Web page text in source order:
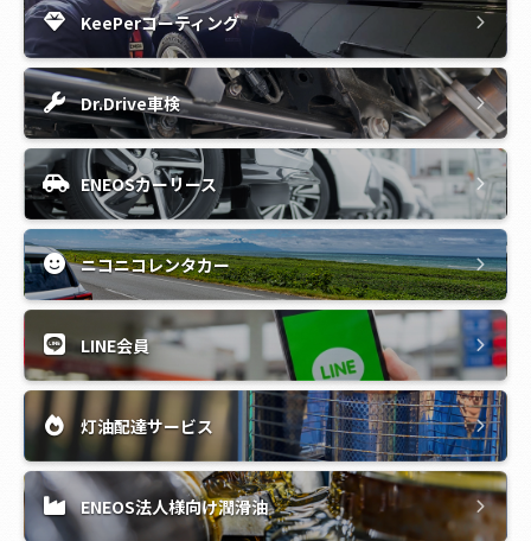
KeePerコーティング
Dr.Drive車検
ENEOSカーリース
ニコニコレンタカー
LINE会員
灯油配達サービス
ENEOS法人様向け潤滑油